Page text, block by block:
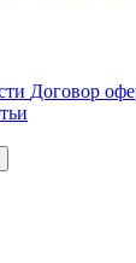
Договор